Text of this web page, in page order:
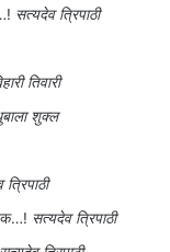
वाला
कोरसिए
दिया गया।
दो चोरों ने
की पत्नी
सत्यदेव त्रिपाठी
तिवारी
शुक्ल
सत्यदेव त्रिपाठी